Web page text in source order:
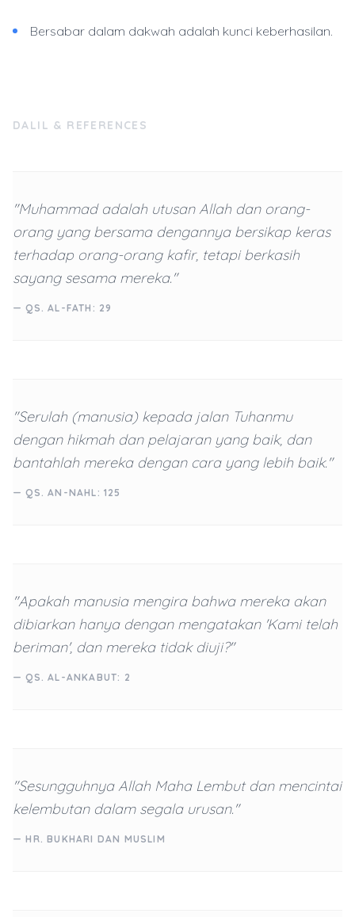
Bersabar dalam dakwah adalah kunci keberhasilan.
DALIL & REFERENCES
"Muhammad adalah utusan Allah dan orang-
orang yang bersama dengannya bersikap keras
terhadap orang-orang kafir, tetapi berkasih
sayang sesama mereka."
— QS. AL-FATH: 29
"Serulah (manusia) kepada jalan Tuhanmu
dengan hikmah dan pelajaran yang baik, dan
bantahlah mereka dengan cara yang lebih baik."
— QS. AN-NAHL: 125
"Apakah manusia mengira bahwa mereka akan
dibiarkan hanya dengan mengatakan 'Kami telah
beriman', dan mereka tidak diuji?"
— QS. AL-ANKABUT: 2
"Sesungguhnya Allah Maha Lembut dan mencintai
kelembutan dalam segala urusan."
— HR. BUKHARI DAN MUSLIM